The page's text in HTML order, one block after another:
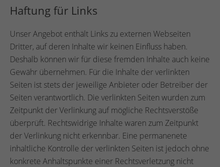
Haftung für Links
Unser Angebot enthält Links zu externen Webseiten
Dritter, auf deren Inhalte wir keinen Einfluss haben.
Deshalb können wir für diese fremden Inhalte auch keine
Gewähr übernehmen. Für die Inhalte der verlinkten
Seiten ist stets der jeweilige Anbieter oder Betreiber der
Seiten verantwortlich. Die verlinkten Seiten wurden zum
Zeitpunkt der Verlinkung auf mögliche Rechtsverstöße
überprüft. Rechtswidrige Inhalte waren zum Zeitpunkt
der Verlinkung nicht erkennbar. Eine permanenete
inhaltliche Kontrolle der verlinkten Seiten ist jedoch ohne
konkrete Anhaltspunkte einer Rechtsverletzung nicht